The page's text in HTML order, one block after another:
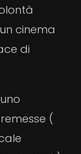
cinema
di
(